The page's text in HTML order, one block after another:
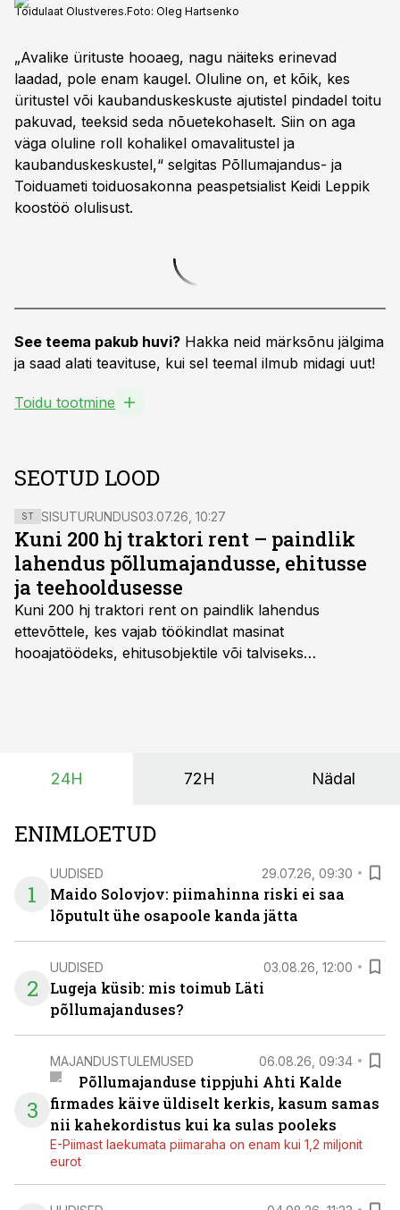
Toidulaat Olustveres.Foto: Oleg Hartsenko
„Avalike ürituste hooaeg, nagu näiteks erinevad
laadad, pole enam kaugel. Oluline on, et kõik, kes
üritustel või kaubanduskeskuste ajutistel pindadel toitu
pakuvad, teeksid seda nõuetekohaselt. Siin on aga
väga oluline roll kohalikel omavalitustel ja
kaubanduskeskustel,“ selgitas Põllumajandus- ja
Toiduameti toiduosakonna peaspetsialist Keidi Leppik
koostöö olulisust.
See teema pakub huvi? Hakka neid märksõnu jälgima
ja saad alati teavituse, kui sel teemal ilmub midagi uut!
Toidu tootmine
SEOTUD LOOD
ST SISUTURUNDUS03.07.26, 10:27
Kuni 200 hj traktori rent – paindlik
lahendus põllumajandusse, ehitusse
ja teehooldusesse
Kuni 200 hj traktori rent on paindlik lahendus
ettevõttele, kes vajab töökindlat masinat
hooajatöödeks, ehitusobjektile või talviseks
on suurim ning iga töötund on oluline.
24H 72H Nädal
ENIMLOETUD
1
UUDISED 29.07.26, 09:30
Maido Solovjov: piimahinna riski ei saa
lõputult ühe osapoole kanda jätta
2
UUDISED 03.08.26, 12:00
Lugeja küsib: mis toimub Läti
põllumajanduses?
3
MAJANDUSTULEMUSED 06.08.26, 09:34
Põllumajanduse tippjuhi Ahti Kalde
firmades käive üldiselt kerkis, kasum samas
nii kahekordistus kui ka sulas pooleks
E-Piimast laekumata piimaraha on enam kui 1,2 miljonit
eurot